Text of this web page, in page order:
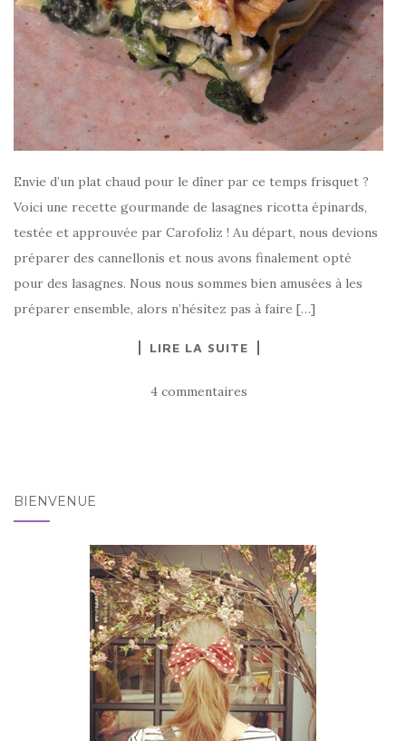
Envie d’un plat chaud pour le dîner par ce temps frisquet ?
Voici une recette gourmande de lasagnes ricotta épinards,
testée et approuvée par Carofoliz ! Au départ, nous devions
préparer des cannellonis et nous avons finalement opté
pour des lasagnes. Nous nous sommes bien amusées à les
préparer ensemble, alors n’hésitez pas à faire […]
LIRE LA SUITE
4 commentaires
BIENVENUE